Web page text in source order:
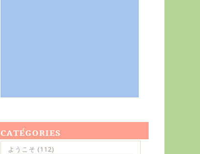
CATÉGORIES
ようこそ (112)